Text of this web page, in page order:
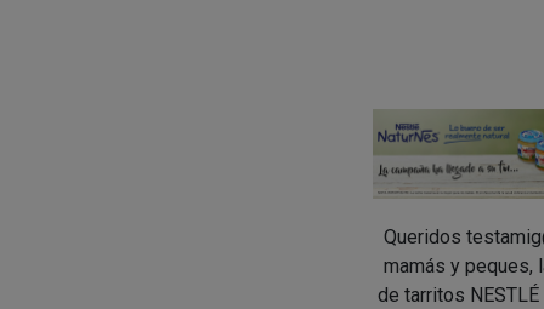
Queridos
mamás y peques,
de tarritos NESTLÉ